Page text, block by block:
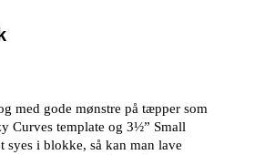
med gode mønstre på tæpper som
Curves template og 3½” Small
syes i blokke, så kan man lave